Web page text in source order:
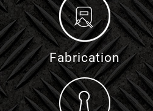
Fabrication